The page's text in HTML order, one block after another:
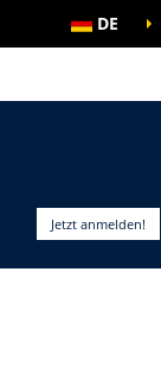
DE
Jetzt anmelden!